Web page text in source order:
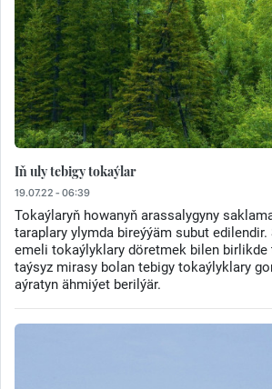
Iň uly tebigy tokaýlar
19.07.22 - 06:39
Tokaýlaryň howanyň arassalygyny
taraplary ylymda bireýýäm subut edilendir.
emeli tokaýlyklary döretmek bilen birlikde
taýsyz mirasy bolan tebigy tokaýlyklary
aýratyn ähmiýet berilýär.